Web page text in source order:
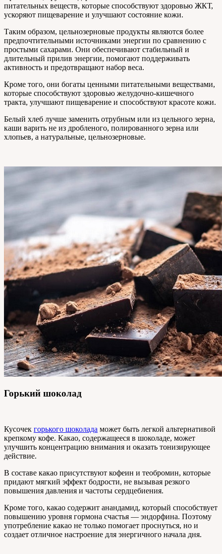
питательных веществ, которые способствуют здоровью ЖКТ,
ускоряют пищеварение и улучшают состояние кожи.
Таким образом, цельнозерновые продукты являются более
предпочтительными источниками энергии по сравнению с
простыми сахарами. Они обеспечивают стабильный и
длительный прилив энергии, помогают поддерживать
активность и предотвращают набор веса.
Кроме того, они богаты ценными питательными веществами,
которые способствуют здоровью желудочно-кишечного
тракта, улучшают пищеварение и способствуют красоте кожи.
Белый хлеб лучше заменить отрубным или из цельного зерна,
каши варить не из дробленого, полированного зерна или
хлопьев, а натуральные, цельнозерновые.
Горький шоколад
Кусочек горького шоколада может быть легкой альтернативой
крепкому кофе. Какао, содержащееся в шоколаде, может
улучшить концентрацию внимания и оказать тонизирующее
действие.
В составе какао присутствуют кофеин и теобромин, которые
придают мягкий эффект бодрости, не вызывая резкого
повышения давления и частоты сердцебиения.
Кроме того, какао содержит анандамид, который способствует
повышению уровня гормона счастья — эндорфина. Поэтому
употребление какао не только помогает проснуться, но и
создает отличное настроение для энергичного начала дня.